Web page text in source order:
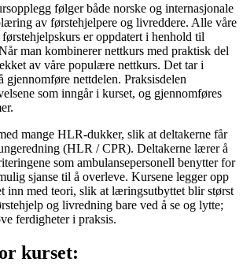
følger både norske og internasjonale
av førstehjelpere og livreddere. Alle våre
er oppdatert i henhold til
man kombinerer nettkurs med praktisk del
av våre populære nettkurs. Det tar i
gjennomføre nettdelen. Praksisdelen
som inngår i kurset, og gjennomføres
mange HLR-dukker, slik at deltakerne får
(HLR / CPR). Deltakerne lærer å
som ambulansepersonell benytter for
sjanse til å overleve. Kursene legger opp
inn med teori, slik at læringsutbyttet blir størst
og livredning bare ved å se og lytte;
ferdigheter i praksis.
kurset: